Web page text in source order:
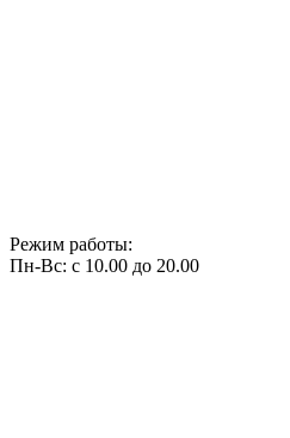
Режим работы:
Пн-Вс: с 10.00 до 20.00